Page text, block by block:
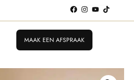
MAAK EEN AFSPRAAK